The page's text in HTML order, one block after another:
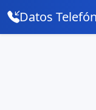
Datos